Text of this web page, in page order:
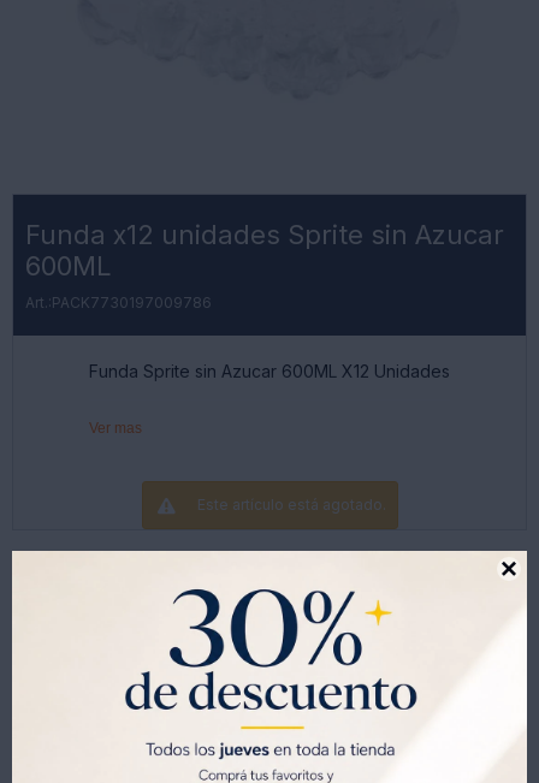

Funda x12 unidades Sprite sin Azucar
600ML
PACK7730197009786
Funda Sprite sin Azucar 600ML X12 Unidades
Ver mas
Este artículo está agotado.
Productos que te pueden interesar